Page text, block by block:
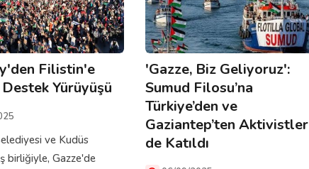
Filistin'e
Yürüyüşü
ve Kudüs
birliğiyle, Gazze'de
'Gazze, Biz Geliyoruz':
Sumud Filosu’na
Türkiye’den ve
Gaziantep’ten Aktivistler
de Katıldı